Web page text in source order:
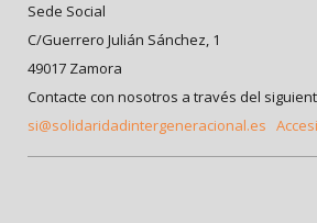
Sede Social
C/Guerrero Julián Sánchez, 1
49017 Zamora
Contacte con nosotros a través del
si@solidaridadintergeneracional.es